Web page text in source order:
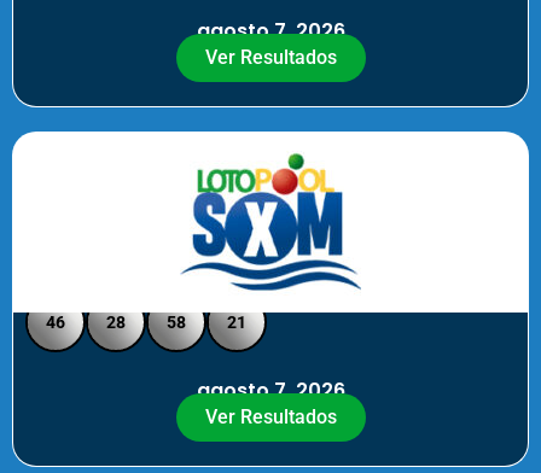
agosto 7, 2026
Ver Resultados
Loto Pool SXM - Medio Día
46 28 58 21
agosto 7, 2026
Ver Resultados